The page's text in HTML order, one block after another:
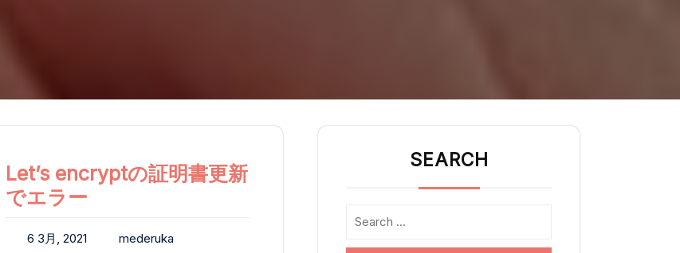
Let’s encryptの証明書更新
でエラー
6 3月, 2021
mederuka
SEARCH